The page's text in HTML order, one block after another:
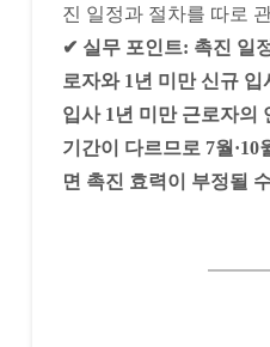
진 일정과 절차를 따로
✔ 실무 포인트: 촉진 일
로자와 1년 미만 신규
입사 1년 미만 근로자의
기간이 다르므로 7월
면 촉진 효력이 부정될